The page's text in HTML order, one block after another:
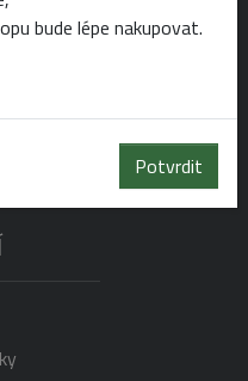
bude lépe nakupovat.
Potvrdit